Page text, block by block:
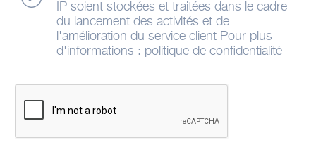
IP soient stockées et traitées dans le cadre
du lancement des activités et de
l'amélioration du service client Pour plus
d'informations : politique de confidentialité